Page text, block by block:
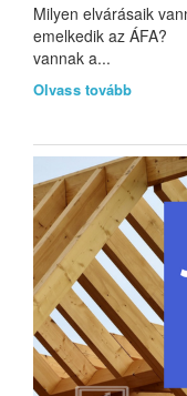
Milyen elvárásaik
emelkedik az ÁFA?
vannak a...
Olvass tovább